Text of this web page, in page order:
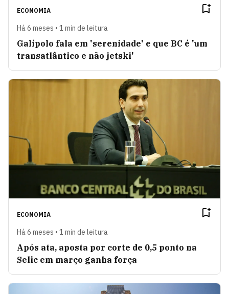
ECONOMIA
Há 6 meses • 1 min de leitura
Galípolo fala em 'serenidade' e que BC é 'um
transatlântico e não jetski'
ECONOMIA
Há 6 meses • 1 min de leitura
Após ata, aposta por corte de 0,5 ponto na
Selic em março ganha força